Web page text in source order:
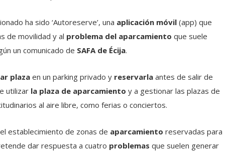
ha sido ‘Autoreserve’, una aplicación móvil (app) que
de movilidad y al problema del aparcamiento que suele
un comunicado de SAFA de Écija.
plaza en un parking privado y reservarla antes de salir de
utilizar la plaza de aparcamiento y a gestionar las plazas de
al aire libre, como ferias o conciertos.
establecimiento de zonas de aparcamiento reservadas para
dar respuesta a cuatro problemas que suelen generar